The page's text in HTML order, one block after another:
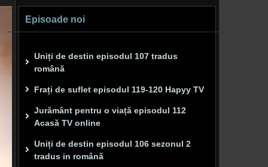
Episoade noi
Uniți de destin episodul 107 tradus
română
Frați de suflet episodul 119-120 Hapyy TV
Jurământ pentru o viață episodul 112
Acasă TV online
Uniți de destin episodul 106 sezonul 2
tradus in română